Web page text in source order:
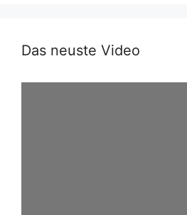
Das neuste Video